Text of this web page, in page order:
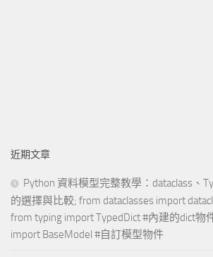
近期文章
Python 資料模型完整教學：dataclass、
的選擇與比較; from dataclasses import
from typing import TypedDict #內建的dict物
import BaseModel #自訂模型物件